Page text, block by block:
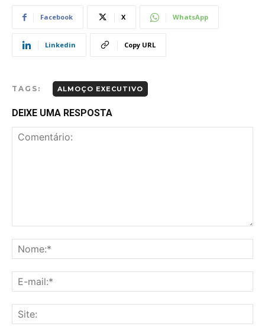
Facebook X WhatsApp
Linkedin Copy URL
TAGS: ALMOÇO EXECUTIVO
DEIXE UMA RESPOSTA